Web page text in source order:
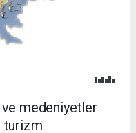
ve medeniyetler
turizm